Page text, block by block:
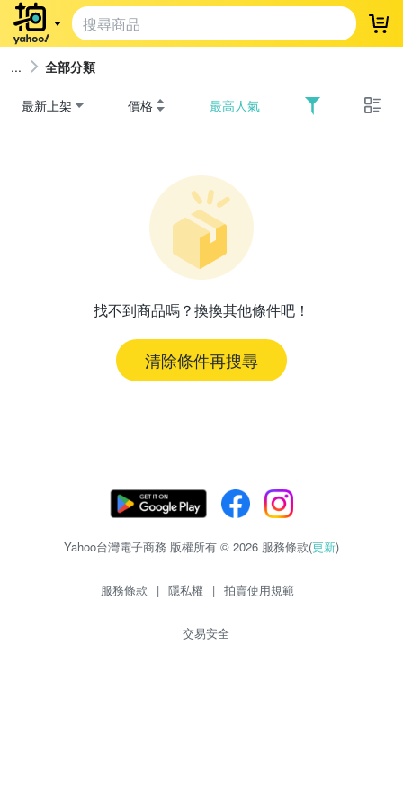
登
全部分類
最新上架 價格 最高人氣
找不到商品嗎？換換其他條件吧！
清除條件再搜尋
Yahoo台灣電子商務 版權所有 © 2026 服務條款(更新)
服務條款 | 隱私權 | 拍賣使用規範
交易安全